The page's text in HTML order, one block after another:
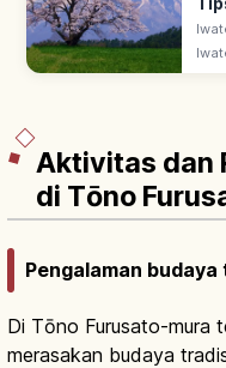
Aktivitas dan
di Tōno
Pengalaman
Di Tōno Furusato-mura
merasakan budaya